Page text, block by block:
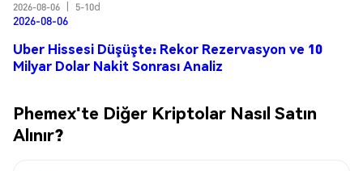
2026-08-06
5-10d
2026-08-06
Uber Hissesi Düşüşte: Rekor Rezervasyon ve 10
Milyar Dolar Nakit Sonrası Analiz
Phemex'te Diğer Kriptolar Nasıl Satın
Alınır?